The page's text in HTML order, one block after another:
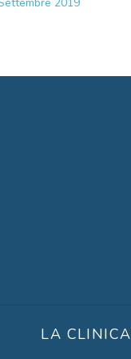
2019
LA CLINICA